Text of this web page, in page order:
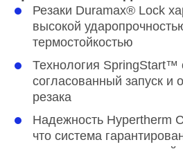
Резаки Duramax® Lock
высокой
термостойкостью
Технология SpringStart™
согласованный запуск и
резака
Надежность Hypertherm
что система